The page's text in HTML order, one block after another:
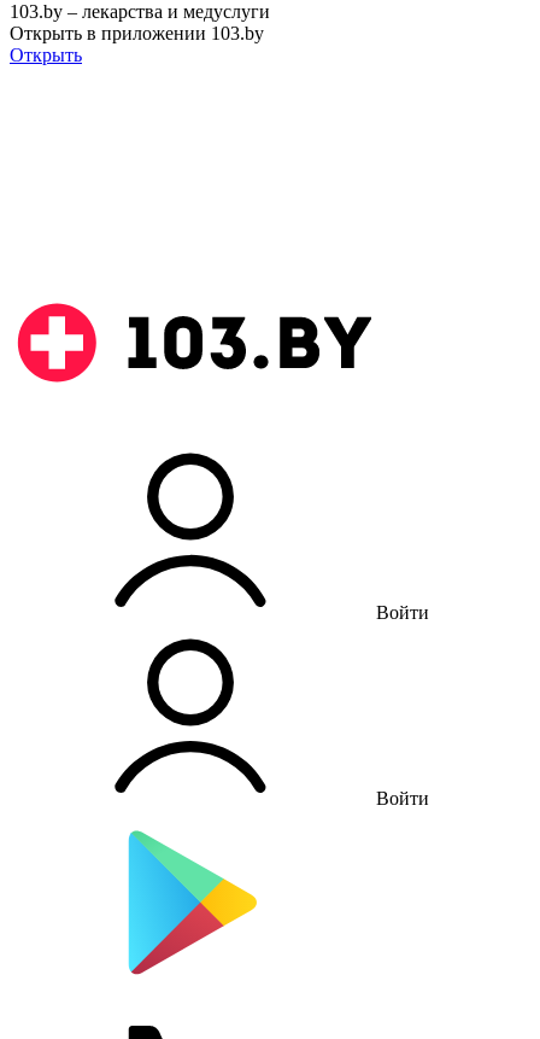
103.by – лекарства и медуслуги
Открыть в приложении 103.by
Открыть
Войти
Войти